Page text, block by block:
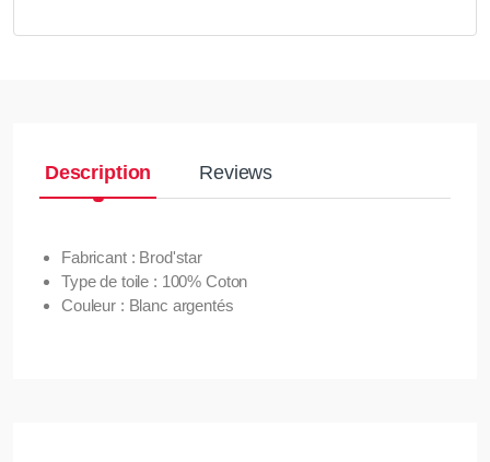
Description Reviews
Fabricant : Brod'star
Type de toile : 100% Coton
Couleur : Blanc argentés